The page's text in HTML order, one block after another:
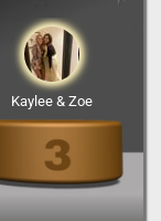
Kaylee & Zoe